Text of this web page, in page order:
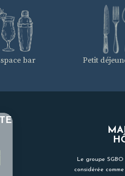
bar Petit
Le groupe
considérée